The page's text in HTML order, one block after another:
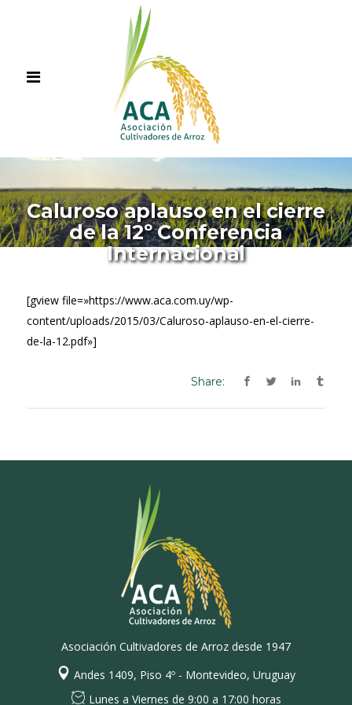
Caluroso aplauso en el cierre
de la 12º Conferencia
Internacional
[gview file=»https://www.aca.com.uy/wp-
content/uploads/2015/03/Caluroso-aplauso-en-el-cierre-
de-la-12.pdf»]
Share:
Asociación Cultivadores de Arroz desde 1947
Andes 1409, Piso 4º - Montevideo, Uruguay
Lunes a Viernes de 9:00 a 17:00 horas